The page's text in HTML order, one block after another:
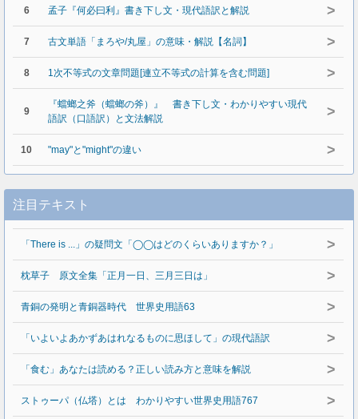
6 孟子『何必曰利』書き下し文・現代語訳と解説 >
7 古文単語「まろや/丸屋」の意味・解説【名詞】 >
8 1次不等式の文章問題[連立不等式の計算を含む問題] >
9
『蟷螂之斧（蟷螂の斧）』 書き下し文・わかりやすい現代
語訳（口語訳）と文法解説
>
10 "may"と"might"の違い >
注目テキスト
「There is ...」の疑問文「◯◯はどのくらいありますか？」 >
枕草子 原文全集「正月一日、三月三日は」 >
青銅の発明と青銅器時代 世界史用語63 >
「いよいよあかずあはれなるものに思ほして」の現代語訳 >
「食む」あなたは読める？正しい読み方と意味を解説 >
ストゥーパ（仏塔）とは わかりやすい世界史用語767 >